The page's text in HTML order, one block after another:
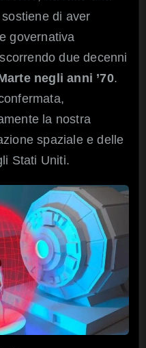
di aver
governativa
due decenni
negli anni ’70.
la nostra
spaziale e delle
Stati Uniti.